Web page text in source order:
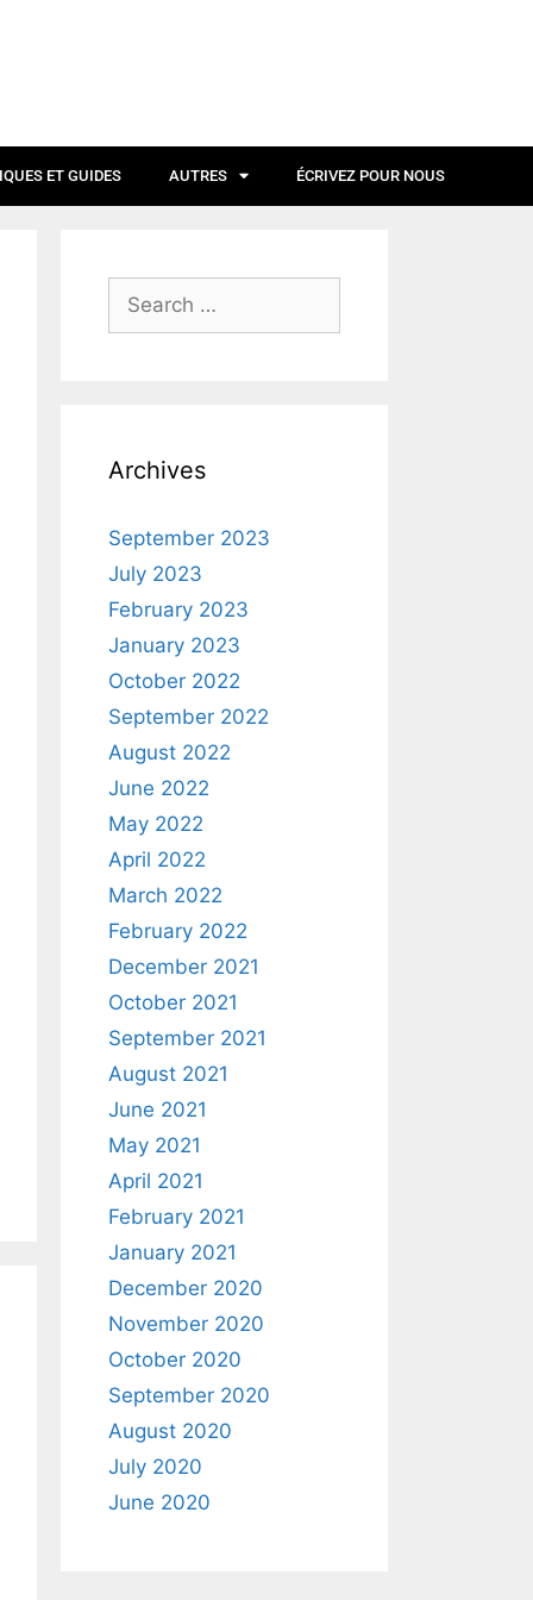
ET GUIDES AUTRES ÉCRIVEZ POUR NOUS
Archives
September 2023
July 2023
February 2023
January 2023
October 2022
September 2022
August 2022
June 2022
May 2022
April 2022
March 2022
February 2022
December 2021
October 2021
September 2021
August 2021
June 2021
May 2021
April 2021
February 2021
January 2021
December 2020
November 2020
October 2020
September 2020
August 2020
July 2020
June 2020